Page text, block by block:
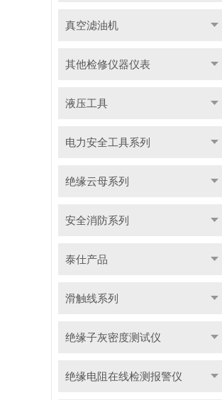
真空滤油机
其他检修仪器仪表
液压工具
电力安全工具系列
绝缘云母系列
安全消防系列
泰仕产品
滑触线系列
绝缘子灰密度测试仪
绝缘电阻在线检测报警仪